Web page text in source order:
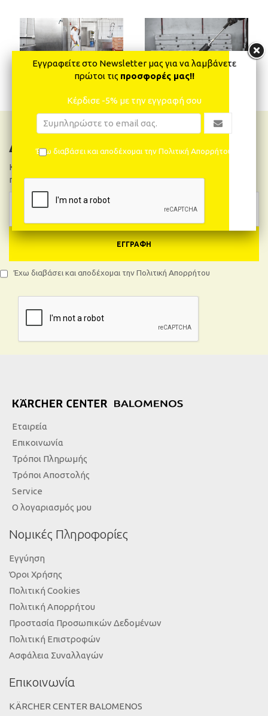
Σταθερές μονάδες
καθαρισμού υψηλής πίεσης
Μηχανήματα καθαρισμού
υπέρ- υψηλής πίεσης
Δελτίο Νέων
Κάνε εγγραφή και θα μαθαίνεις πρώτος όλα τα νέα και
προσφορές!
ΕΓΓΡΑΦΉ
Έχω διαβάσει και αποδέχομαι την Πολιτική Απορρήτου
Εταιρεία
Επικοινωνία
Τρόποι Πληρωμής
Τρόποι Αποστολής
Service
Ο λογαριασμός μου
Νομικές Πληροφορίες
Εγγύηση
Όροι Χρήσης
Πολιτική Cookies
Πολιτική Απορρήτου
Προστασία Προσωπικών Δεδομένων
Πολιτική Επιστροφών
Ασφάλεια Συναλλαγών
Επικοινωνία
KÄRCHER CENTER BALOMENOS
Εγγραφείτε στο Newsletter μας για να λαμβάνετε
πρώτοι τις προσφορές μας!!
Κέρδισε -5% με την εγγραφή σου
Έχω διαβάσει και αποδέχομαι την Πολιτική Απορρήτου